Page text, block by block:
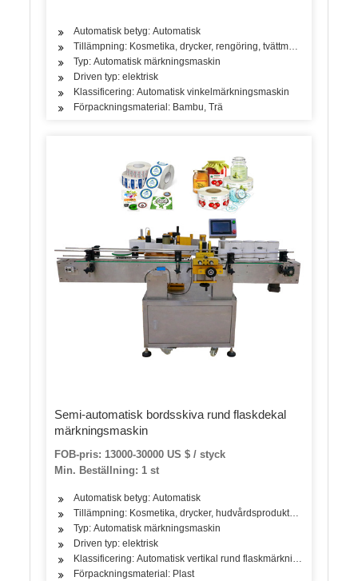
Automatisk betyg: Automatisk
Tillämpning: Kosmetika, drycker, rengöring, tvättmedel,
Typ: Automatisk märkningsmaskin
Driven typ: elektrisk
Klassificering: Automatisk vinkelmärkningsmaskin
Förpackningsmaterial: Bambu, Trä
Semi-automatisk bordsskiva rund flaskdekal
märkningsmaskin
FOB-pris: 13000-30000 US $ / styck
Min. Beställning: 1 st
Automatisk betyg: Automatisk
Tillämpning: Kosmetika, drycker, hudvårdsprodukter,
Typ: Automatisk märkningsmaskin
Driven typ: elektrisk
Klassificering: Automatisk vertikal rund flaskmärkningsmaskin
Förpackningsmaterial: Plast